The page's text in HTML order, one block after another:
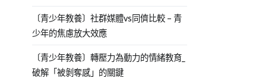
〔青少年教養〕社群媒體vs同儕比較 – 青
少年的焦慮放大效應
〔青少年教養〕轉壓力為動力的情緒教育_
破解「被剝奪感」的關鍵